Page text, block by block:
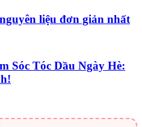
liệu đơn giản nhất
Sóc Tóc Dầu Ngày Hè: